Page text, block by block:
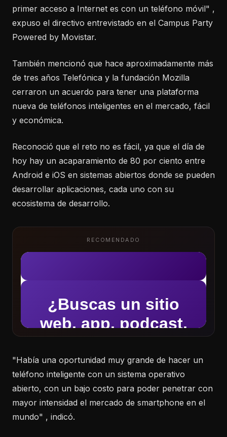
primer acceso a Internet es con un teléfono móvil" ,
expuso el directivo entrevistado en el Campus Party
Powered by Movistar.
También mencionó que hace aproximadamente más
de tres años Telefónica y la fundación Mozilla
cerraron un acuerdo para tener una plataforma
nueva de teléfonos inteligentes en el mercado, fácil
y económica.
Reconoció que el reto no es fácil, ya que el día de
hoy hay un acaparamiento de 80 por ciento entre
Android e iOS en sistemas abiertos donde se pueden
desarrollar aplicaciones, cada uno con su
ecosistema de desarrollo.
RECOMENDADO
"Había una oportunidad muy grande de hacer un
teléfono inteligente con un sistema operativo
abierto, con un bajo costo para poder penetrar con
mayor intensidad el mercado de smartphone en el
mundo" , indicó.